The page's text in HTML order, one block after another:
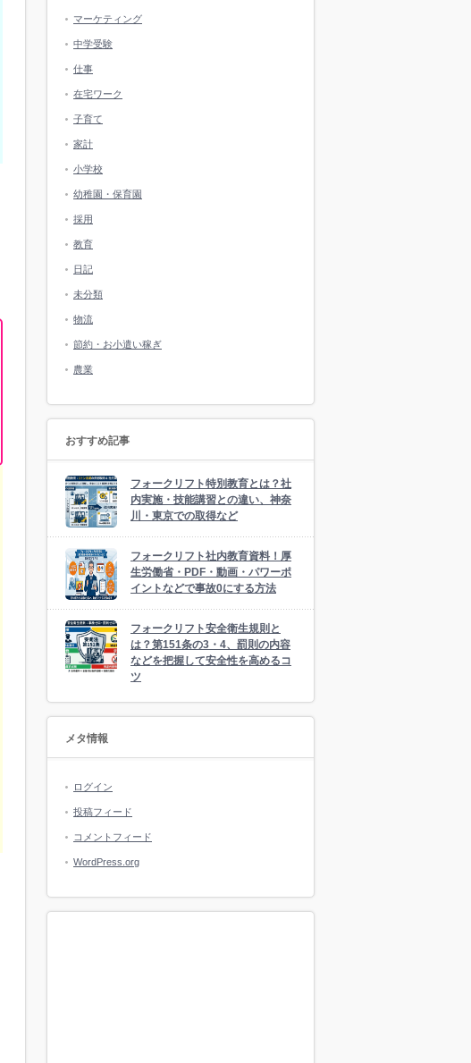
マーケティング
中学受験
仕事
在宅ワーク
子育て
家計
小学校
幼稚園・保育園
採用
教育
日記
未分類
物流
節約・お小遣い稼ぎ
農業
おすすめ記事
フォークリフト特別教育とは？社
内実施・技能講習との違い、神奈
川・東京での取得など
フォークリフト社内教育資料！厚
生労働省・PDF・動画・パワーポ
イントなどで事故0にする方法
フォークリフト安全衛生規則と
は？第151条の3・4、罰則の内容
などを把握して安全性を高めるコ
ツ
メタ情報
ログイン
投稿フィード
コメントフィード
WordPress.org